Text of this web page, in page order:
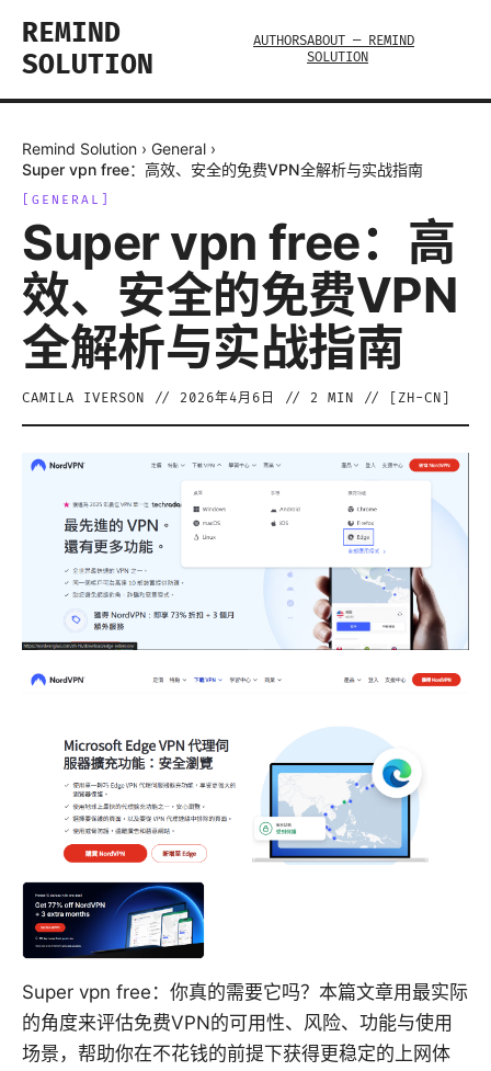
REMIND
SOLUTION
AUTHORSABOUT — REMIND
SOLUTION
Remind Solution › General ›
Super vpn free：高效、安全的免费VPN全解析与实战指南
GENERAL
Super vpn free：高
效、安全的免费VPN
全解析与实战指南
CAMILA IVERSON // 2026年4月6日 // 2 MIN // [ ZH-CN
Super vpn free：你真的需要它吗？本篇文章用最实际
的角度来评估免费VPN的可用性、风险、功能与使用
场景，帮助你在不花钱的前提下获得更稳定的上网体